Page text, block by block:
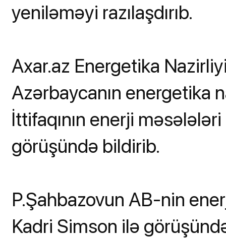
yeniləməyi razılaşdırıb.
Axar.az Energetika
Azərbaycanın energetika
İttifaqının enerji
görüşündə bildirib.
P.Şahbazovun AB-nin
Kadri Simson ilə